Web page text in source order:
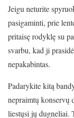
Jeigu neturite
pasigaminti, prie
pritaisę rodyklę su
svarbu, kad ji
nepakabintas.
Padarykite kitą
nepraimtų konservų
liestųsi jų dugneliai.